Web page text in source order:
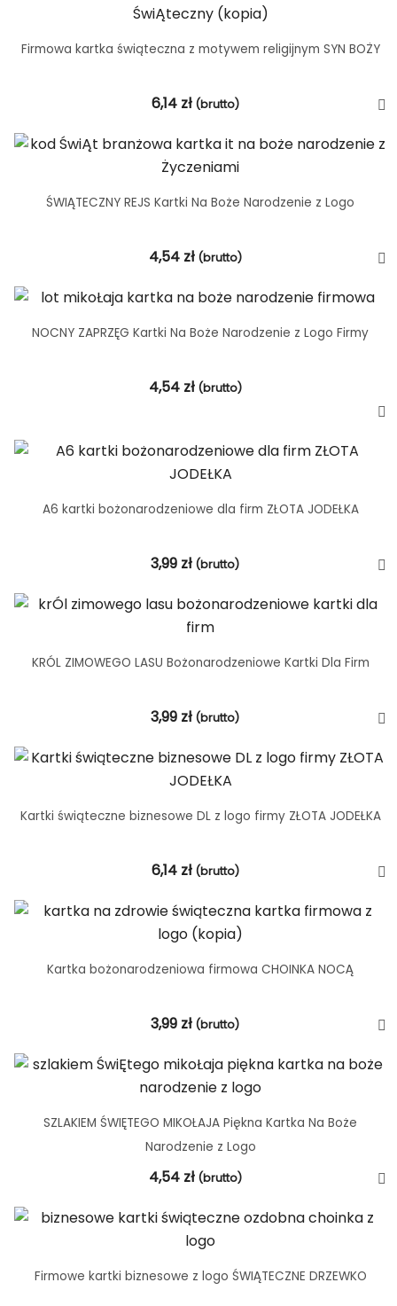
Firmowa kartka świąteczna z motywem religijnym SYN BOŻY
6,14 zł (brutto)
ŚWIĄTECZNY REJS Kartki Na Boże Narodzenie z Logo
4,54 zł (brutto)
NOCNY ZAPRZĘG Kartki Na Boże Narodzenie z Logo Firmy
4,54 zł (brutto)
A6 kartki bożonarodzeniowe dla firm ZŁOTA JODEŁKA
3,99 zł (brutto)
KRÓL ZIMOWEGO LASU Bożonarodzeniowe Kartki Dla Firm
3,99 zł (brutto)
Kartki świąteczne biznesowe DL z logo firmy ZŁOTA JODEŁKA
6,14 zł (brutto)
Kartka bożonarodzeniowa firmowa CHOINKA NOCĄ
3,99 zł (brutto)
SZLAKIEM ŚWIĘTEGO MIKOŁAJA Piękna Kartka Na Boże
Narodzenie z Logo
4,54 zł (brutto)
Firmowe kartki biznesowe z logo ŚWIĄTECZNE DRZEWKO